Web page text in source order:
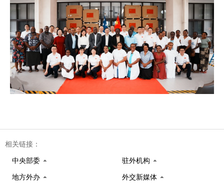
相关链接：
中央部委 驻外机构
地方外办 外交新媒体